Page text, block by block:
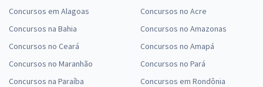
Concursos em Alagoas
Concursos na Bahia
Concursos no Ceará
Concursos no Maranhão
Concursos na Paraíba
Concursos no Acre
Concursos no Amazonas
Concursos no Amapá
Concursos no Pará
Concursos em Rondônia